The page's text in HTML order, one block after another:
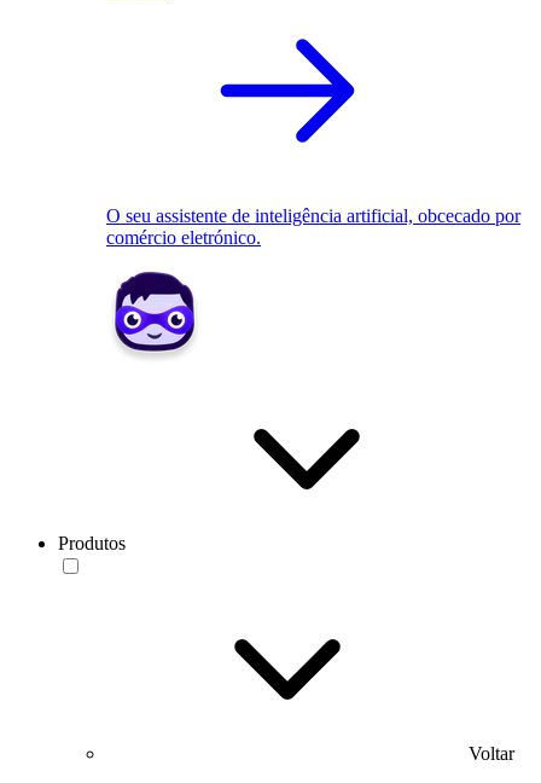
O seu assistente de inteligência artificial, obcecado por
comércio eletrónico.
Produtos
Voltar